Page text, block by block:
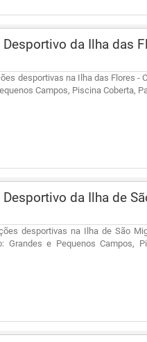
da Ilha das
desportivas na Ilha das Flores
Campos, Piscina Coberta,
da Ilha de
desportivas na Ilha de São
Grandes e Pequenos Campos,